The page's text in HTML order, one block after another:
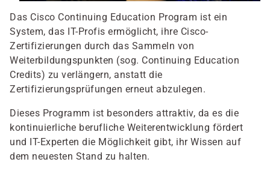
Das Cisco Continuing Education Program ist ein
System, das IT-Profis ermöglicht, ihre Cisco-
Zertifizierungen durch das Sammeln von
Weiterbildungspunkten (sog. Continuing Education
Credits) zu verlängern, anstatt die
Zertifizierungsprüfungen erneut abzulegen.
Dieses Programm ist besonders attraktiv, da es die
kontinuierliche berufliche Weiterentwicklung fördert
und IT-Experten die Möglichkeit gibt, ihr Wissen auf
dem neuesten Stand zu halten.